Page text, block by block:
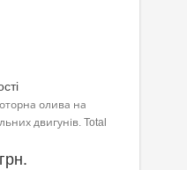
олива на
двигунів. Total